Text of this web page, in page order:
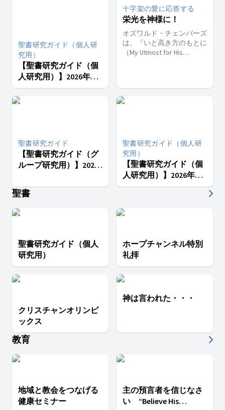
関係が必要なのでもありま
せん。私たちは神様を見い
だす時に、真の平安を見い
だすのです。「どんなこと
でも、思い煩うのはやめな
さい。何事につけ、感謝を
打ち明けなさい。そうすれ
ば、あらゆる人知を超える
神の平和が、あなたがたの
の手紙 4章6、7節・新共同
訳）
どまっていてはなりませ
ん。私たちは恵みの時の終
わりに急速に近づいていま
す。神の前に自分がどんな
状態であるか、だれもが問
うてみなければなりませ
ん。いつキリストが私たち
にはわかりません。どんな
決定になるでしょうか。私
たちは義人とともに数えら
れるでしょうか。それとも
しょうか。」 始めの讃美
歌：希望の讃美歌111番 終
歌91番
聖書研究ガイド（個人研
究用）
【聖書研究ガイド（個
人研究用）】2026年３
期５課 すべて神の栄
光のために
十字架の愛に応答する
栄光を神様に！
オズワルド・チェンバーズ
は、『いと高き方のもとに
（My Utmost for His
ョン書の一つ」とも言われ
ています。その一つに、私
物を神に献げることができ
ると思っている。しかし、
本来自分のものでないもの
を献げることはできな
い。」私たちは、自分の才
能やお金、持っているもの
る利益や賞賛、拍手を当然
神様の方法ではありませ
ん。今日、私たちは、本来
ささげられるべきお方に、
喜びの中に、真の平安と安
す。
聖書研究ガイド
【聖書研究ガイド（グ
ループ研究用）】2026
ける罪
聖書研究ガイド（個人研
究用）
【聖書研究ガイド（個
人研究用）】2026年３
期４課 教会における
聖書
聖書研究ガイド（個人
研究用）
ホープチャンネル特別
礼拝
クリスチャンオリンピ
ックス
神は言われた・・・
教育
地域と教会をつなげる
健康セミナー
主の預言者を信じなさ
い “Believe His